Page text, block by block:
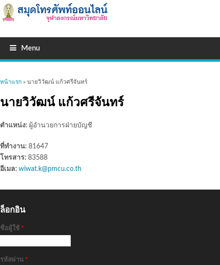
Menu
คุณอยู่ที่นี่
หน้าแรก » นายวิวัฒน์ แก้วศรีจันทร์
นายวิวัฒน์ แก้วศรีจันทร์
ตำแหน่ง: ผู้อำนวยการฝ่ายบัญชี
ที่ทำงาน: 81647
โทรสาร: 83588
อีเมล: wiwat.k@pmcu.co.th
ล็อกอิน
ชื่อผู้ใช้ *
รหัสผ่าน *